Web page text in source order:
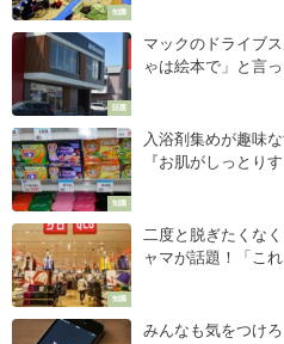
知識
話題
マックのドライブ
ゃは絵本で」と言
知識
入浴剤集めが趣味
『お肌がしっとり
知識
二度と脱ぎたくな
ャマが話題！「こ
みんなも気をつけ